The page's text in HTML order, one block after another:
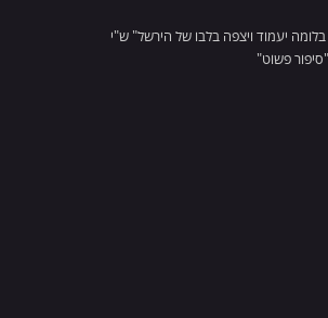
יעמוד ויצפה בלבו של הירשל" ש"י
פשוט"